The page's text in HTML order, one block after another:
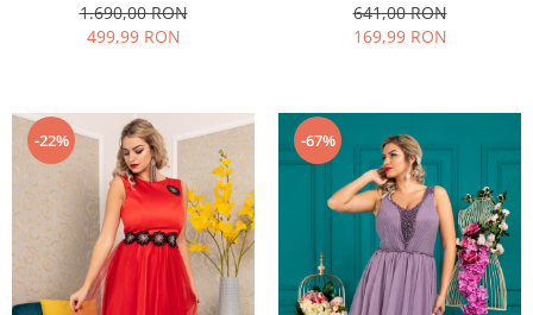
1.690,00 RON
499,99 RON
641,00 RON
169,99 RON
-22% -67%